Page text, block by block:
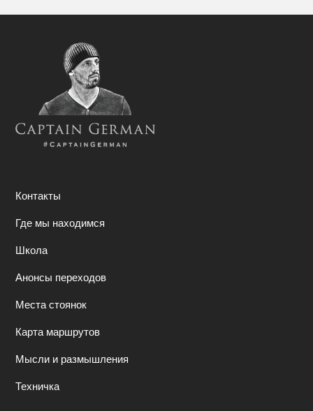
Контакты
Где мы находимся
Школа
Анонсы переходов
Места стоянок
Карта маршрутов
Мысли и размышления
Техничка